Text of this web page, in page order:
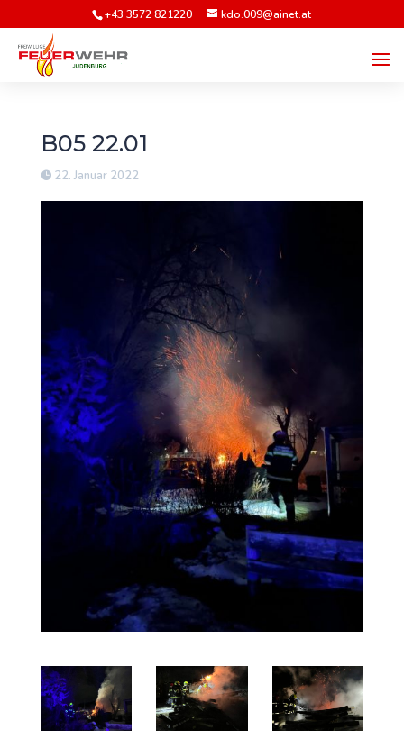
+43 3572 821220 kdo.009@ainet.at
B05 22.01
22. Januar 2022